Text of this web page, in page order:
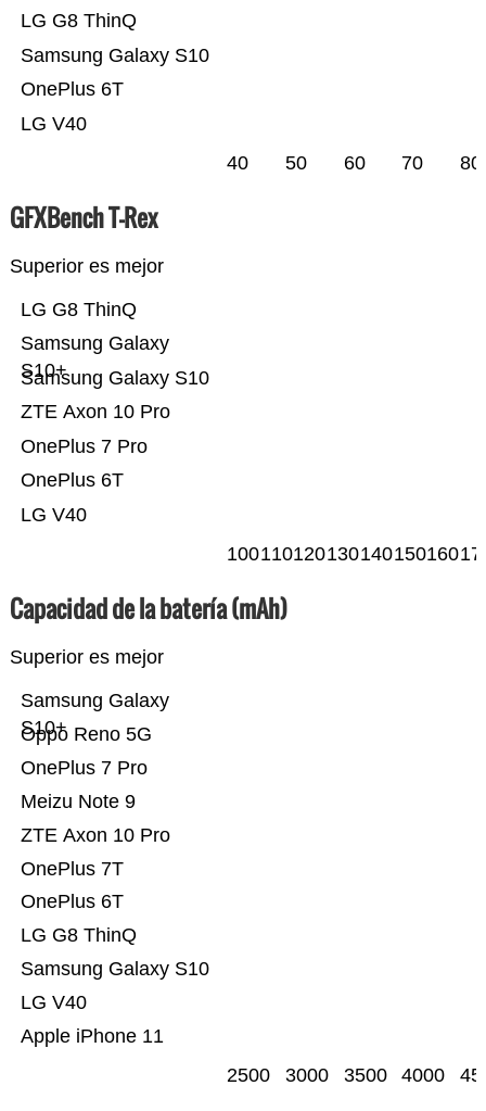
LG V40
OnePlus 6T
Samsung Galaxy S10
LG G8 ThinQ
40 50 60 70 80
GFXBench T-Rex
Superior es mejor
LG V40
OnePlus 6T
OnePlus 7 Pro
ZTE Axon 10 Pro
Samsung Galaxy S10
Samsung Galaxy
S10+
LG G8 ThinQ
100110120130140150160
Capacidad de la batería (mAh)
Superior es mejor
Apple iPhone 11
LG V40
Samsung Galaxy S10
LG G8 ThinQ
OnePlus 6T
OnePlus 7T
ZTE Axon 10 Pro
Meizu Note 9
OnePlus 7 Pro
Oppo Reno 5G
Samsung Galaxy
S10+
2500 3000 3500 4000